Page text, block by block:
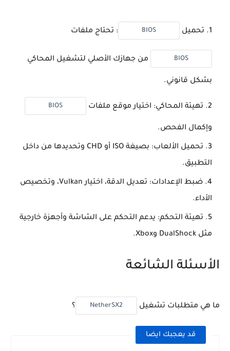
تحميل BIOS
: تحتاج ملفات
BIOS من جهازك الأصلي لتشغيل المحاكي
بشكل قانوني.
تهيئة المحاكي: اختيار موقع ملفات BIOS
وإكمال الفحص.
تحميل الألعاب:
بصيغة ISO أو CHD وتحديدها من داخل
التطبيق.
ضبط الإعدادات:
تعديل الدقة، اختيار Vulkan، وتخصيص
الأداء.
تهيئة التحكم: يدعم التحكم على الشاشة وأجهزة خارجية
مثل DualShock وXbox.
الأسئلة الشائعة
ما هي متطلبات تشغيل NetherSX2 ؟
قد يعجبك ايضا